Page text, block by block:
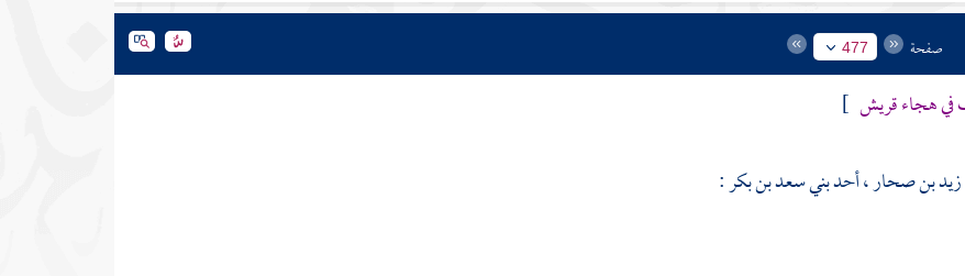
صفحة 477
في هجاء قريش ]
بن صحار ، أحدبني سعد بن بكر: